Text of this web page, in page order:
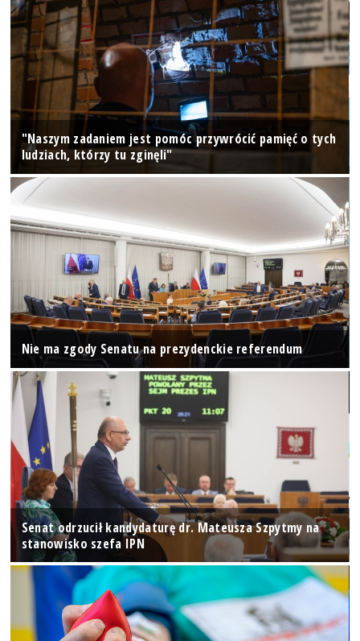
"Naszym zadaniem jest pomóc przywrócić pamięć o tych
ludziach, którzy tu zginęli"
Nie ma zgody Senatu na prezydenckie referendum
Senat odrzucił kandydaturę dr. Mateusza Szpytmy na
stanowisko szefa IPN